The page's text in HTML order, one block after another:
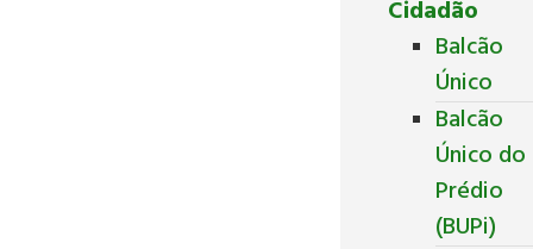
Cidadão
Balcão
Único
Balcão
Único do
Prédio
(BUPi)